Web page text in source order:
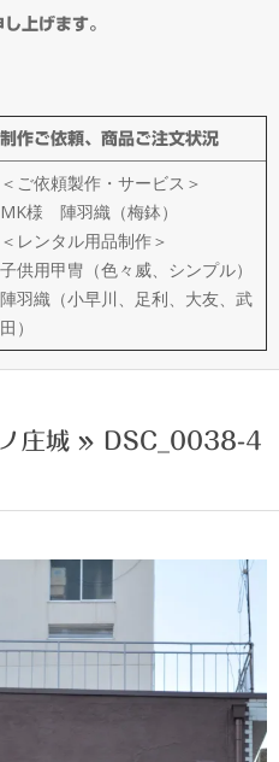
上げます。
制作ご依頼、商品ご注文状況
＜ご依頼製作・サービス＞
MK様 陣羽織（梅鉢）
＜レンタル用品制作＞
子供用甲冑（色々威、シンプル）
陣羽織（小早川、足利、大友、武
田）
庄城 » DSC_0038-4